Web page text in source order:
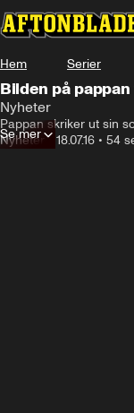
Hem Serier
Bilden på
Nyheter
Pappan skriker ut sin
Nyheter• 18.07.16 • 54
Se mer